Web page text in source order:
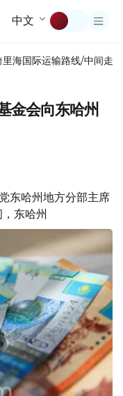
中文
里海国际运输路线/中间走廊
金会向东哈州
东哈州地方分部主席
东哈州